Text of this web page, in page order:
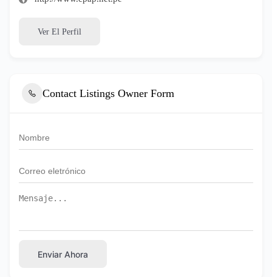
Ver El Perfil
Contact Listings Owner Form
Enviar Ahora